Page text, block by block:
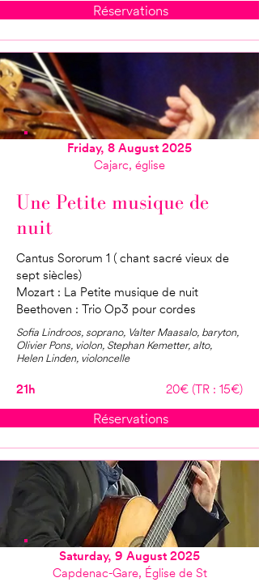
Réservations
Une Petite musique de
nuit
Cantus Sororum 1 ( chant sacré vieux de
sept siècles)
Mozart : La Petite musique de nuit
Beethoven : Trio Op3 pour cordes
Sofia Lindroos, soprano, Valter Maasalo, baryton,
Olivier Pons, violon, Stephan Kemetter, alto,
Helen Linden, violoncelle
21h 20€ (TR : 15€)
Réservations
Friday, 8 August 2025
Cajarc, église
Saturday, 9 August 2025
Capdenac-Gare, Église de St